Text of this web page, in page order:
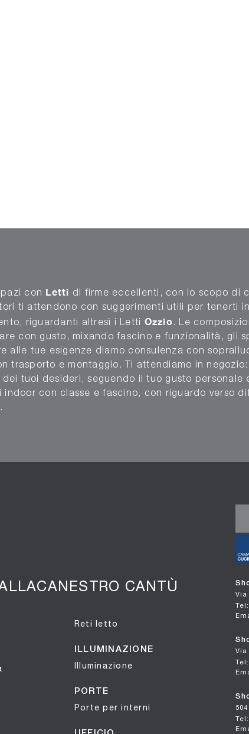
con Letti di firme eccellenti, con lo scopo di
ti attendono con suggerimenti utili per tenerti
riguardanti altresì i Letti Ozzio . Le
con gusto, mixando fascino e funzionalità, gli
alle tue esigenze diamo consulenza con
trasporto e montaggio. Ti attendiamo in
tuoi desideri, seguendo il tuo gusto personale
con classe e fascino, con riguardo verso
CANTÙ
Reti letto
ILLUMINAZIONE
Illuminazione
PORTE
Porte per interni
Via
Via